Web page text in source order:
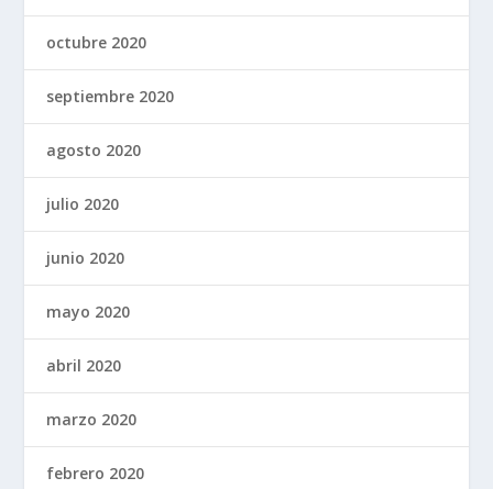
octubre 2020
septiembre 2020
agosto 2020
julio 2020
junio 2020
mayo 2020
abril 2020
marzo 2020
febrero 2020